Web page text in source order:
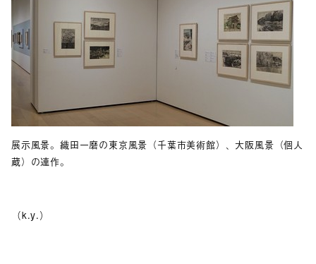
展示風景。織田一磨の東京風景（千葉市美術館）、大阪風景（個人
蔵）の連作。
（k.y.）